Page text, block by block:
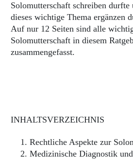
Solomutterschaft schreiben durfte
dieses wichtige Thema ergänzen
Auf nur 12 Seiten sind alle
Solomutterschaft in diesem
zusammengefasst.
INHALTSVERZEICHNIS
1. Rechtliche Aspekte zur
2. Medizinische Diagnostik